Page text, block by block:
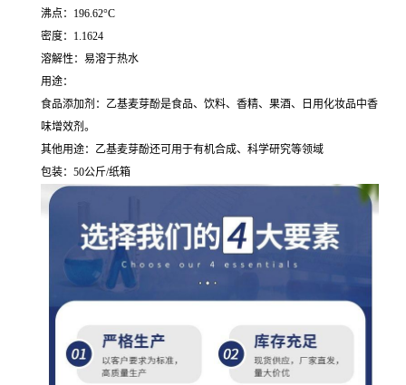
沸点：196.62°C
密度：1.1624
溶解性：易溶于热水
用途：
食品添加剂：乙基麦芽酚是食品、饮料、香精、果酒、日用化妆品中香
味增效剂。
其他用途：乙基麦芽酚还可用于有机合成、科学研究等领域
包装：50公斤/纸箱